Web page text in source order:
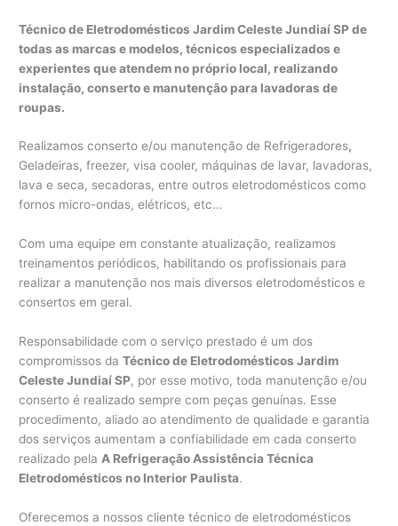
Técnico de Eletrodomésticos Jardim Celeste Jundiaí SP de
todas as marcas e modelos, técnicos especializados e
experientes que atendem no próprio local, realizando
instalação, conserto e manutenção para lavadoras de
roupas.
Realizamos conserto e/ou manutenção de Refrigeradores,
Geladeiras, freezer, visa cooler, máquinas de lavar, lavadoras,
lava e seca, secadoras, entre outros eletrodomésticos como
fornos micro-ondas, elétricos, etc…
Com uma equipe em constante atualização, realizamos
treinamentos periódicos, habilitando os profissionais para
realizar a manutenção nos mais diversos eletrodomésticos e
consertos em geral.
Responsabilidade com o serviço prestado é um dos
compromissos daTécnico de Eletrodomésticos Jardim
Celeste Jundiaí SP, por esse motivo, toda manutenção e/ou
conserto é realizado sempre com peças genuínas. Esse
procedimento, aliado ao atendimento de qualidade e garantia
dos serviços aumentam a confiabilidade em cada conserto
realizado pela A Refrigeração Assistência Técnica
Eletrodomésticos no Interior Paulista.
Oferecemos a nossos cliente técnico de eletrodomésticos